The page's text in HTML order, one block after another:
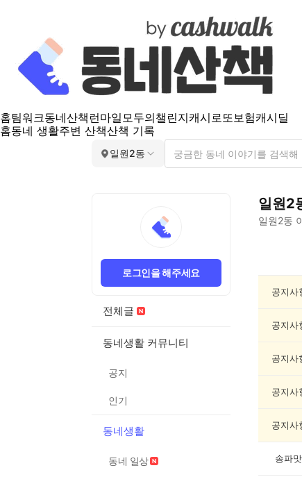
홈팀워크동네산책 런마일모두의챌린지캐시로또보험캐시딜
홈동네 생활주변 산책산책 기록
일원2동
로그인을 해주세요
전체글
동네생활 커뮤니티
공지
인기
동네생활
동네 일상
일원2
일원2동
2
공지사
공지사
공지사
공지사
공지사
송파